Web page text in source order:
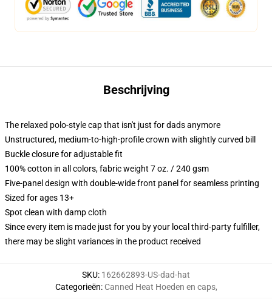
Beschrijving
The relaxed polo-style cap that isn't just for dads anymore
Unstructured, medium-to-high-profile crown with slightly curved bill
Buckle closure for adjustable fit
100% cotton in all colors, fabric weight 7 oz. / 240 gsm
Five-panel design with double-wide front panel for seamless printing
Sized for ages 13+
Spot clean with damp cloth
Since every item is made just for you by your local third-party fulfiller,
there may be slight variances in the product received
SKU: 162662893-US-dad-hat
Categorieën: Canned Heat Hoeden en caps,